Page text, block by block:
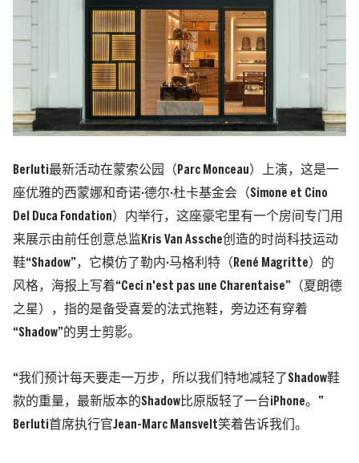
Berluti最新活动在蒙索公园（Parc Monceau）上演，这是一
座优雅的西蒙娜和奇诺·德尔·杜卡基金会（Simone et Cino
Del Duca Fondation）内举行，这座豪宅里有一个房间专门用
来展示由前任创意总监Kris Van Assche创造的时尚科技运动
鞋“Shadow”，它模仿了勒内·马格利特（René Magritte）的
风格，海报上写着“Ceci n'est pas une Charentaise”（夏朗德
之星），指的是备受喜爱的法式拖鞋，旁边还有穿着
“Shadow”的男士剪影。
“我们预计每天要走一万步，所以我们特地减轻了Shadow鞋
款的重量，最新版本的Shadow比原版轻了一台iPhone。”
Berluti首席执行官Jean-Marc Mansvelt笑着告诉我们。